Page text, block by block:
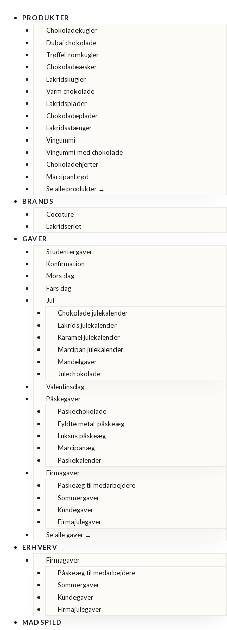
indholdet
PRODUKTER
Chokoladekugler
Dubai chokolade
Trøffel-romkugler
Chokoladeæsker
Lakridskugler
Varm chokolade
Lakridsplader
Chokoladeplader
Lakridsstænger
Vingummi
Vingummi med chokolade
Chokoladehjerter
Marcipanbrød
Se alle produkter →
BRANDS
Cocoture
Lakridseriet
GAVER
Studentergaver
Konfirmation
Mors dag
Fars dag
Jul
Chokolade julekalender
Lakrids julekalender
Karamel julekalender
Marcipan julekalender
Mandelgaver
Julechokolade
Valentinsdag
Påskegaver
Påskechokolade
Fyldte metal-påskeæg
Luksus påskeæg
Marcipanæg
Påskekalender
Firmagaver
Påskeæg til medarbejdere
Sommergaver
Kundegaver
Firmajulegaver
Se alle gaver →
ERHVERV
Firmagaver
Påskeæg til medarbejdere
Sommergaver
Kundegaver
Firmajulegaver
MADSPILD